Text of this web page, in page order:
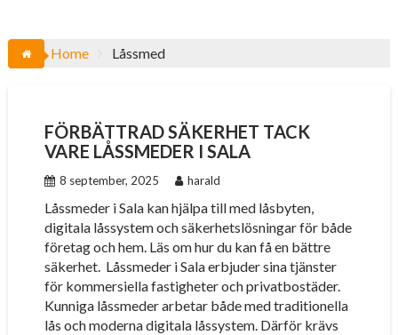
Home Låssmed
FÖRBÄTTRAD SÄKERHET TACK
VARE LÅSSMEDER I SALA
8 september, 2025 harald
Låssmeder i Sala kan hjälpa till med låsbyten,
digitala låssystem och säkerhetslösningar för både
företag och hem. Läs om hur du kan få en bättre
säkerhet. Låssmeder i Sala erbjuder sina tjänster
för kommersiella fastigheter och privatbostäder.
Kunniga låssmeder arbetar både med traditionella
lås och moderna digitala låssystem. Därför krävs